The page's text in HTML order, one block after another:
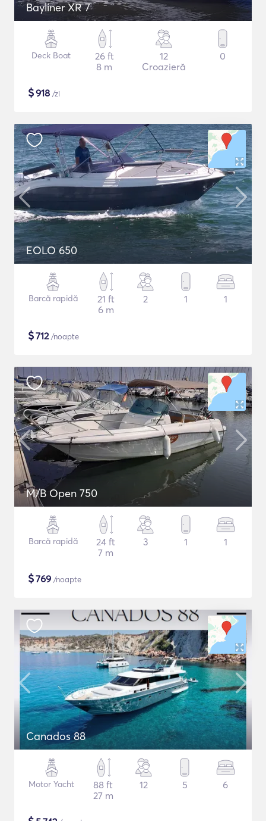
Bayliner XR 7
Deck Boat
26 ft
8 m
12
Croazieră
0
$918 /zi
EOLO 650
Barcă rapidă
21 ft
6 m
2 1 1
$712/noapte
M/B Open 750
Barcă rapidă
24 ft
7 m
3 1 1
$769 /noapte
Canados 88
Motor Yacht
88 ft
27 m
12 5 6